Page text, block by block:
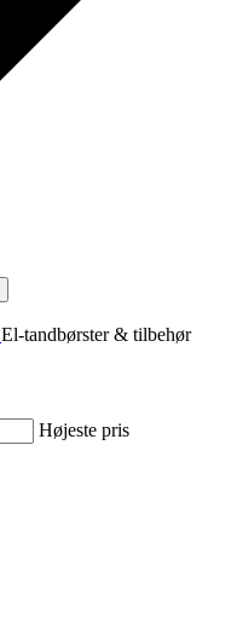
El-tandbørster & tilbehør
Højeste pris